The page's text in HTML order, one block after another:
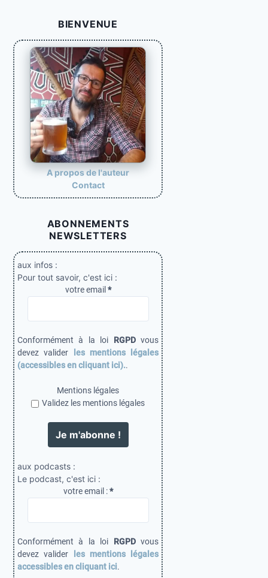
n
a
o
n
d
e
s
c
a
o
n
s
BIENVENUE
A propos de l'auteur
Contact
ABONNEMENTS
NEWSLETTERS
aux infos :
Pour tout savoir, c'est ici :
votre email *
Conformément à la loi RGPDvous
devez valider
les mentions légales
(accessibles en cliquant ici)..
Mentions légales
Validez les mentions légales
aux podcasts :
Le podcast, c'est ici :
votre email :*
Conformément à la loi RGPDvous
devez valider
les mentions légales
accessibles en cliquant ici.